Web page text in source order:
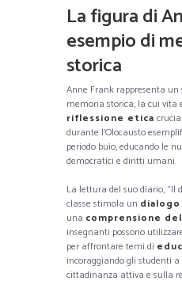
La figura di
esempio di
storica
Anne Frank rappresenta
memoria storica, la cui vita
riflessione etica
durante l’Olocausto
periodo buio, educando le
democratici e diritti umani.
La lettura del suo diario, “Il
classe stimola un dialogo
una comprensione
insegnanti possono
per affrontare temi di
incoraggiando gli studenti
cittadinanza attiva e sulla